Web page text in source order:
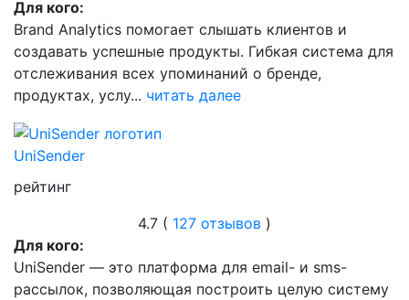
Для кого:
Brand Analytics помогает слышать клиентов и
создавать успешные продукты. Гибкая система для
отслеживания всех упоминаний о бренде,
продуктах, услу... читать далее
UniSender
рейтинг
4.7 ( 127 отзывов )
Для кого:
UniSender — это платформа для email- и sms-
рассылок, позволяющая построить целую систему